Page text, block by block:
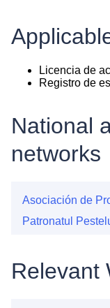
Licencia de
Registro de
National
networks
Asociación de
Patronatul
Relevant